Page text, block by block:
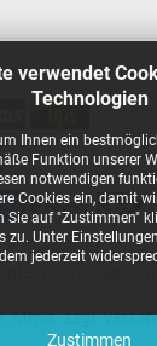
verwendet
Technologien
Ihnen ein
Funktion unserer
notwendigen
Cookies ein, damit
Sie auf "Zustimmen"
zu. Unter
jederzeit
Zustimmen
MwSt. zzgl.